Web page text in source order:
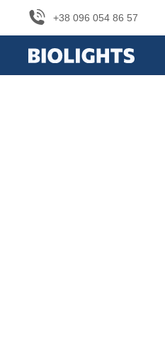
+38 096 054 86 57